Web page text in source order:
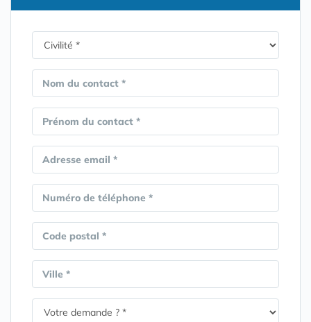
Nom du contact *
Prénom du contact *
Adresse email *
Numéro de téléphone *
Code postal *
Ville *